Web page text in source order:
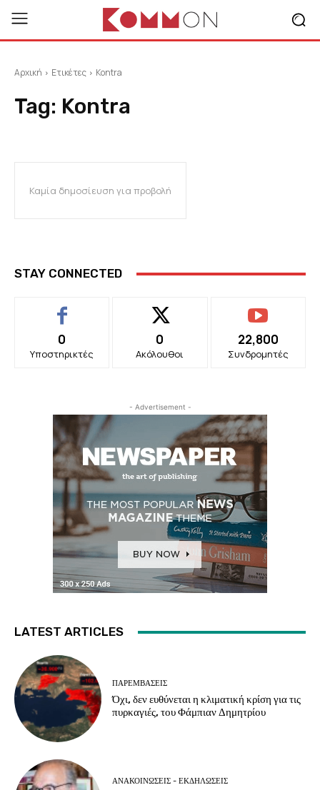
Αρχική Ετικέτες Kontra
Tag: Kontra
Καμία δημοσίευση για προβολή
STAY CONNECTED
0
Υποστηρικτές
0
Ακόλουθοι
22,800
Συνδρομητές
- Advertisement -
LATEST ARTICLES
ΠΑΡΕΜΒΑΣΕΙΣ
Όχι, δεν ευθύνεται η κλιματική κρίση για τις
πυρκαγιές, του Φάμπιαν Δημητρίου
ΑΝΑΚΟΙΝΩΣΕΙΣ - ΕΚΔΗΛΩΣΕΙΣ